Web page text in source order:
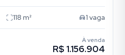
118 m² 1 vaga
À venda
R$ 1.156.904